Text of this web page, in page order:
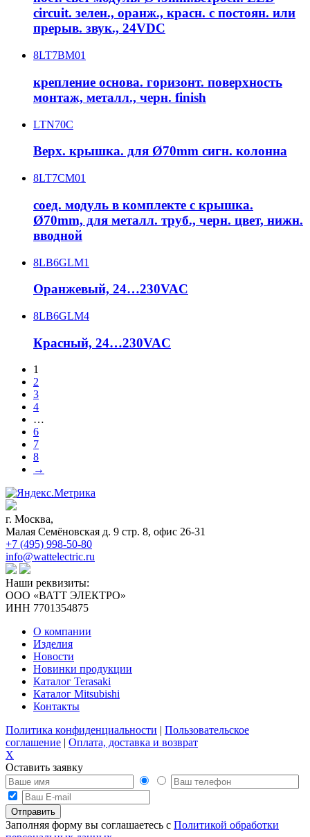
circuit. зелен., оранж., красн. с постоян. или
прерыв. звук., 24VDC
8LT7BM01
крепление основа. горизонт. поверхность
монтаж, металл., черн. finish
LTN70C
Верх. крышка. для Ø70mm сигн. колонна
8LT7CM01
соед. модуль в комплекте с крышка.
Ø70mm, для металл. труб., черн. цвет, нижн.
вводной
8LB6GLM1
Оранжевый, 24…230VAC
8LB6GLM4
Красный, 24…230VAC
1
2
3
4
…
6
7
8
→
г. Москва,
Малая Семёновская д. 9 стр. 8, офис 26-31
+7 (495) 998-50-80
info@wattelectric.ru
Наши реквизиты:
ООО «ВАТТ ЭЛЕКТРО»
ИНН 7701354875
О компании
Изделия
Новости
Новинки продукции
Каталог Terasaki
Каталог Mitsubishi
Контакты
Политика конфиденциальности | Пользовательское
соглашение | Оплата, доставка и возврат
X
Оставить заявку
Заполняя форму вы соглашаетесь с Политикой обработки